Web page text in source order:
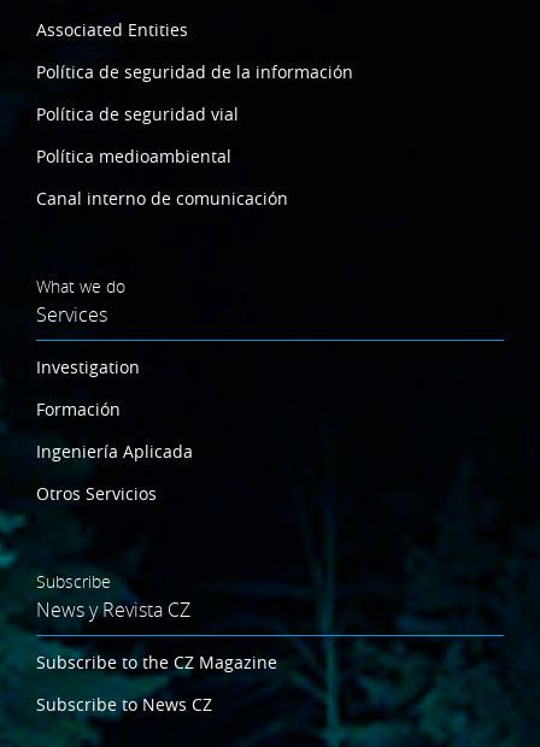
Associated Entities
Política de seguridad de la información
Política de seguridad vial
Política medioambiental
Canal interno de comunicación
What we do
Services
Investigation
Formación
Ingeniería Aplicada
Otros Servicios
Subscribe
News y Revista CZ
Subscribe to the CZ Magazine
Subscribe to News CZ